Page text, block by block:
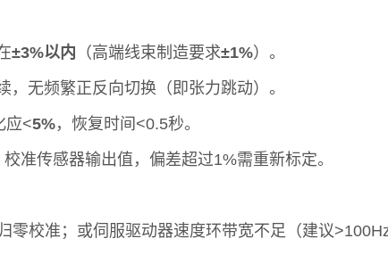
±3%以内 （高端线束制造要求±1%）。
无频繁正反向切换（即张力跳动）。
应<5%，恢复时间<0.5秒。
准传感器输出值，偏差超过1%需重新标定。
零校准；或伺服驱动器速度环带宽不足（建议>100Hz